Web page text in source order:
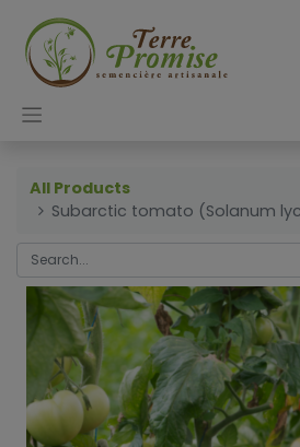
All Products
Subarctic tomato (Solanum